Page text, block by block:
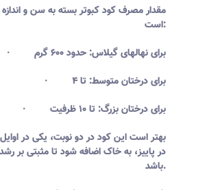
مقدار مصرف کود کبوتر بسته به سن و
است:
· برای نهالهای گیلاس: حدود ۶۰۰ گرم
· برای درختان متوسط: تا ۴
· برای درختان بزرگ: تا ۱۰ ظرفیت
بهتر است این کود در دو نوبت، یکی در
در پاییز، به خاک اضافه شود تا مثبتی بر
باشد.